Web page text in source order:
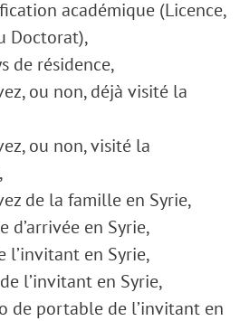
académique (Licence,
Doctorat),
de résidence,
ou non, déjà visité la
ou non, visité la
de la famille en Syrie,
d’arrivée en Syrie,
l’invitant en Syrie,
de l’invitant en Syrie,
de portable de l’invitant en